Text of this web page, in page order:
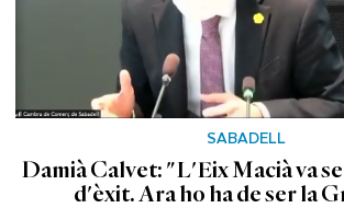
SABADELL
Damià Calvet: "L'Eix Macià va
d'èxit. Ara ho ha de ser la